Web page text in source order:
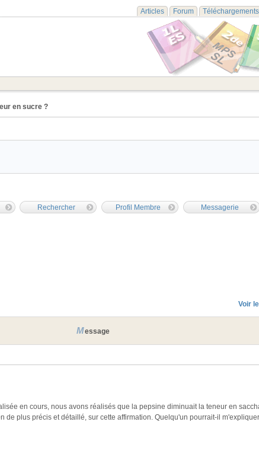
Articles Forum Téléchargements
en sucre ?
Rechercher Profil Membre Messagerie
Voir
Message
en cours, nous avons réalisés que la pepsine diminuait la teneur en
de plus précis et détaillé, sur cette affirmation. Quelqu'un pourrait-il